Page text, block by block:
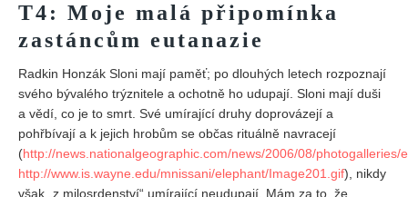
Vydání 3/ 2025
Vydání 2/ 2025
Vydání 1/ 2025
Vydání 3-4/ 2024
Vydání 1-2/ 2024
Vydání 3-4/ 2023
Vydání 1-2/ 2023
T4: Moje malá připomínka
zastáncům eutanazie
Radkin Honzák Sloni mají paměť; po dlouhých letech rozpoznají
svého bývalého trýznitele a ochotně ho udupají. Sloni mají duši
a vědí, co je to smrt. Své umírající druhy doprovázejí a
pohřbívají a k jejich hrobům se občas rituálně navracejí
(http://news.nationalgeographic.com/news/2006/08/photogalleries/
http://www.is.wayne.edu/mnissani/elephant/Image201.gif), nikdy
však „z milosrdenství“ umírající neudupají. Mám za to, že